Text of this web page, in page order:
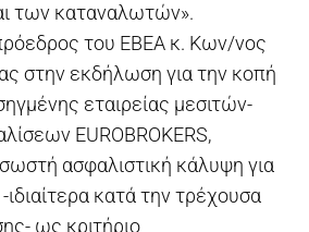
των καταναλωτών».
του ΕΒΕΑ κ. Κων/νος
στην εκδήλωση για την κοπή
εταιρείας μεσιτών-
EUROBROKERS,
ασφαλιστική κάλυψη για
-ιδιαίτερα κατά την τρέχουσα
ως κριτήριο